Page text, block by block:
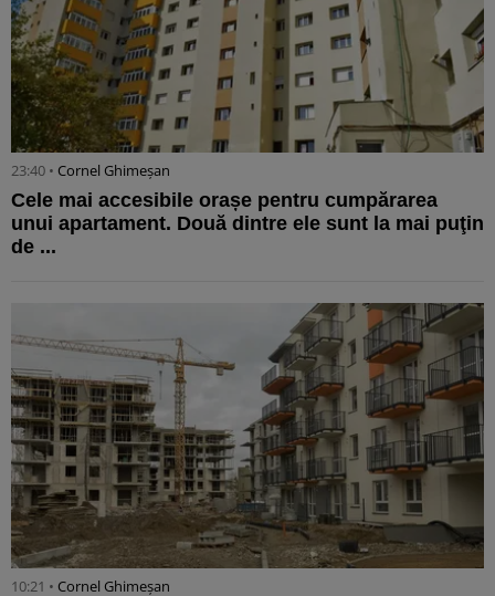
23:40 • Cornel Ghimeșan
Cele mai accesibile orașe pentru cumpărarea
unui apartament. Două dintre ele sunt la mai puţin
de ...
10:21 • Cornel Ghimeșan